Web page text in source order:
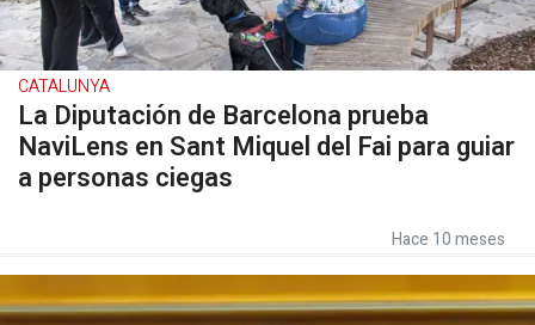
CATALUNYA
La Diputación de Barcelona prueba
NaviLens en Sant Miquel del Fai para guiar
a personas ciegas
Hace 10 meses